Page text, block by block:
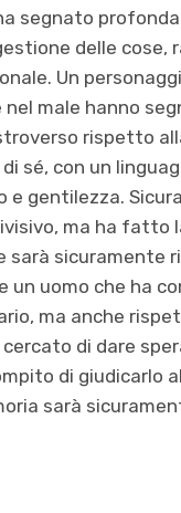
segnato
delle
Un
male hanno
rispetto
sé, con un
gentilezza.
ma ha fatto
sarà sicuramente
un uomo che ha
ma anche
di dare
di giudicarlo
sarà